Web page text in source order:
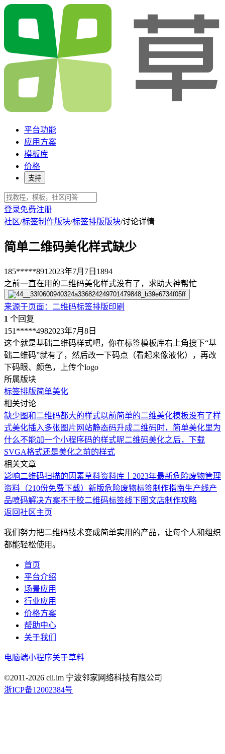
平台功能
应用方案
模板库
价格
支持
登录免费注册
社区/标签制作版块/标签排版版块/讨论详情
简单二维码美化样式缺少
185*****891 2023年7月7日 1894
之前一直在用的二维码美化样式没有了，求助大神帮忙
来源于页面 ： 二维码标签排版印刷
1 个回复
151*****4982023年7月8日
这个就是基础二维码样式吧，你在标签模板库右上角搜下“基
础二维码”就有了，然后改一下码点（看起来像液化），再改
下码眼、颜色，上传个logo
所属版块
标签排版简单美化
相关讨论
缺少图和二维码都大的样式以前简单的二维美化模板没有了样
式美化插入多张图片 网站静态码升成二维码时，简单美化里为
什么不能加一个小程序码的样式呢二维码美化之后，下载
SVGA格式还是美化之前的样式
相关文章
影响二维码扫描的因素草料资料库丨2023年最新危险废物管理
资料（210份免费下载） 新版危险废物标签制作指南生产线产
品喷码解决方案不干胶二维码标签线下图文店制作攻略
返回社区主页
我们努力把二维码技术变成简单实用的产品，让每个人和组织
都能轻松使用。
首页
平台介绍
场景应用
行业应用
价格方案
帮助中心
关于我们
电脑端小程序关于草料
©2011-2026 cli.im 宁波邻家网络科技有限公司
浙ICP备12002384号